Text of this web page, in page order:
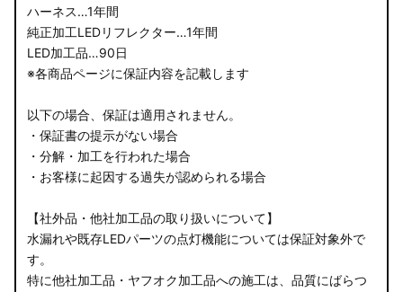
LA700S ウェイク
GN0W アウトランダー
GK1W/GK9W エクリプスクロス
CV1W デリカD:5
B34A/B35A/B37A/B38A デリカミニ
B34W/B35W/B37W/B38W ekクロススペース
B34W/B35W/B37W/B38W ekクロス
ハーネス…1年間
純正加工LEDリフレクター…1年間
LED加工品…90日
※各商品ページに保証内容を記載します
以下の場合、保証は適用されません。
・保証書の提示がない場合
・分解・加工を行われた場合
・お客様に起因する過失が認められる場合
【社外品・他社加工品の取り扱いについて】
水漏れや既存LEDパーツの点灯機能については保証対象外で
す。
特に他社加工品・ヤフオク加工品への施工は、品質にばらつ